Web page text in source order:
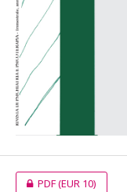
PDF(EUR 10)